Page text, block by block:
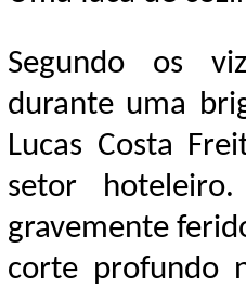
Segundo os
durante uma
Lucas Costa
setor
gravemente
corte profundo